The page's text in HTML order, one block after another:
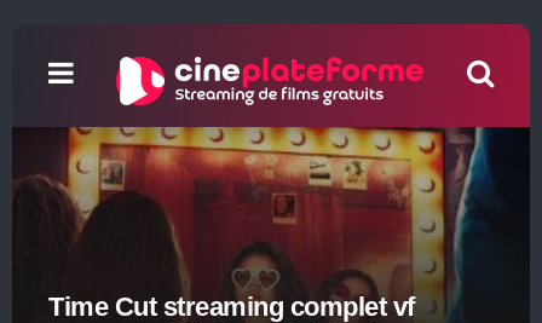
Time Cut streaming complet vf